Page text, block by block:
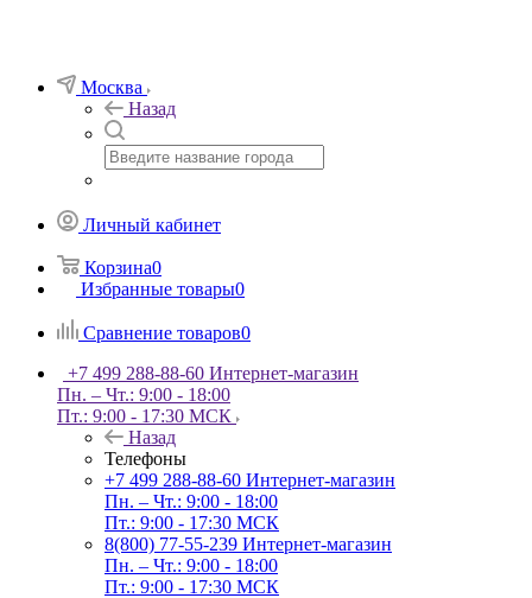
Москва
Назад
Личный кабинет
Корзина0
Избранные товары0
Сравнение товаров0
+7 499 288-88-60 Интернет-магазин
Пн. – Чт.: 9:00 - 18:00
Пт.: 9:00 - 17:30 МСК
Назад
Телефоны
+7 499 288-88-60 Интернет-магазин
Пн. – Чт.: 9:00 - 18:00
Пт.: 9:00 - 17:30 МСК
8(800) 77-55-239 Интернет-магазин
Пн. – Чт.: 9:00 - 18:00
Пт.: 9:00 - 17:30 МСК